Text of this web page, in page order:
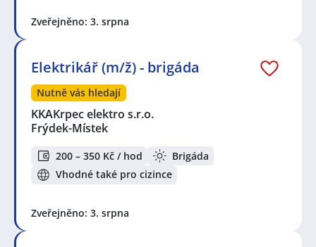
Zveřejněno: 3. srpna
Elektrikář (m/ž) - brigáda
Nutně vás hledají
KKAKrpec elektro s.r.o.
Frýdek-Místek
200 – 350 Kč / hod
Brigáda
Vhodné také pro cizince
Zveřejněno: 3. srpna